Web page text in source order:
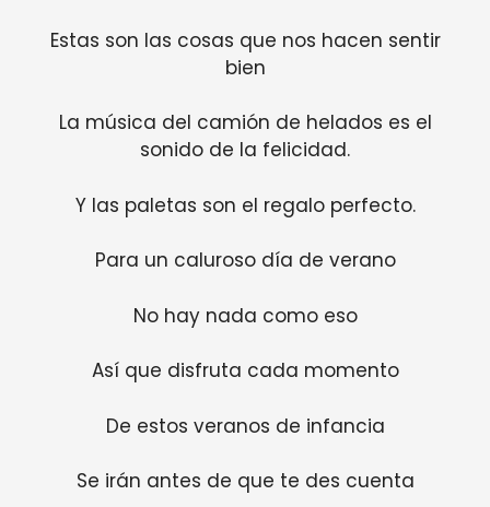
Estas son las cosas que nos hacen sentir
bien
La música del camión de helados es el
sonido de la felicidad.
Y las paletas son el regalo perfecto.
Para un caluroso día de verano
No hay nada como eso
Así que disfruta cada momento
De estos veranos de infancia
Se irán antes de que te des cuenta